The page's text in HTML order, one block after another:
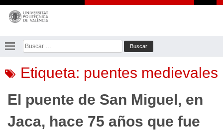
Saltar
contenido
Buscar:
Etiqueta: puentes medievales
El puente de San Miguel, en
Jaca, hace 75 años que fue